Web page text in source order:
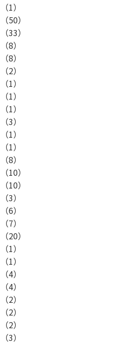
（1）
（50）
（33）
（8）
（8）
（2）
（1）
（1）
（1）
（3）
（1）
（1）
（8）
（10）
（10）
（3）
（6）
（7）
（20）
（1）
（1）
（4）
（4）
（2）
（2）
（2）
（3）